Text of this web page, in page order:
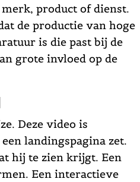
product of dienst.
de productie van hoge
is die past bij de
grote invloed op de
Deze video is
landingspagina zet.
hij te zien krijgt. Een
Een interactieve